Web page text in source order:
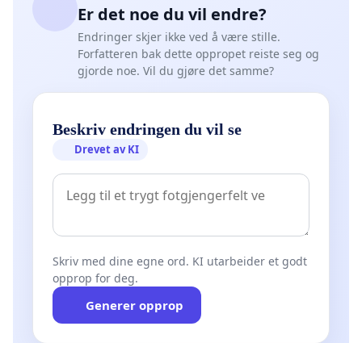
Er det noe du vil endre?
Endringer skjer ikke ved å være stille.
Forfatteren bak dette oppropet reiste seg og
gjorde noe. Vil du gjøre det samme?
Beskriv endringen du vil se
Drevet av KI
Skriv med dine egne ord. KI utarbeider et godt
opprop for deg.
Generer opprop